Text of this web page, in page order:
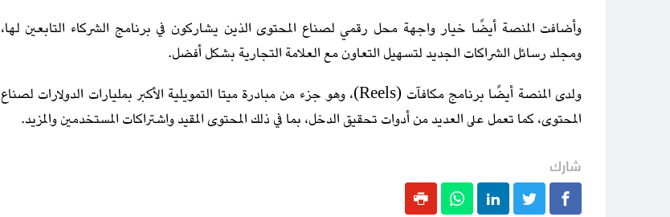
وأضافت المنصة أيضًا خيار واجهة محل رقمي لصناع المحتوى الذين يشاركون في برنامج الشركاء التابعين لها،
ومجلد رسائل الشراكات الجديد لتسهيل التعاون مع العلامة التجارية بشكل أفضل.
ولدى المنصة أيضًا برنامج مكافآت (Reels)، وهو جزء من مبادرة ميتا التمويلية الأكبر بمليارات الدولارات لصناع
المحتوى، كما تعمل على العديد من أدوات تحقيق الدخل، بما في ذلك المحتوى المقيد واشتراكات المستخدمين والمزيد.
شارك